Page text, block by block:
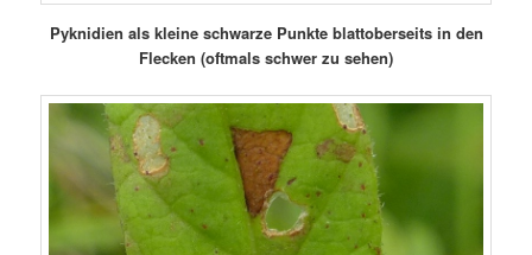
Pyknidien als kleine schwarze Punkte blattoberseits in den
Flecken (oftmals schwer zu sehen)